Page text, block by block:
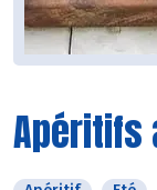
Apéritifs